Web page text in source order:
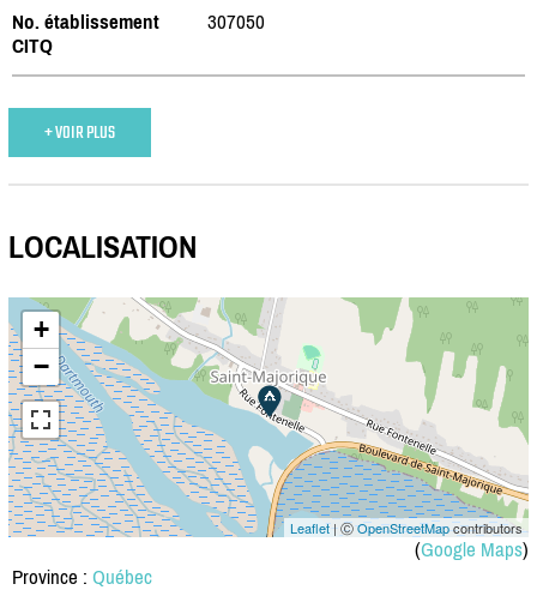
No. établissement
CITQ
307050
+ VOIR PLUS
LOCALISATION
+
−
Leaflet| ⒸOpenStreetMapcontributors
(Google Maps)
Province : Québec